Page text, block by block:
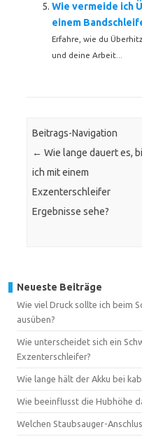
Wie vermeide ich
einem
Erfahre, wie du
und deine Arbeit...
Beitrags-Navigation
← Wie lange dauert es,
ich mit einem
Exzenterschleifer
Ergebnisse sehe?
Neueste Beiträge
Wie viel Druck sollte ich beim
ausüben?
Wie unterscheidet sich ein
Exzenterschleifer?
Wie lange hält der Akku bei
Wie beeinflusst die Hubhöhe
Welchen Staubsauger-